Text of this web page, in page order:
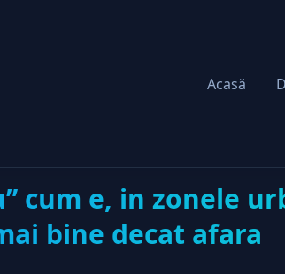
Acasă
cum e, in zonele
bine decat afara